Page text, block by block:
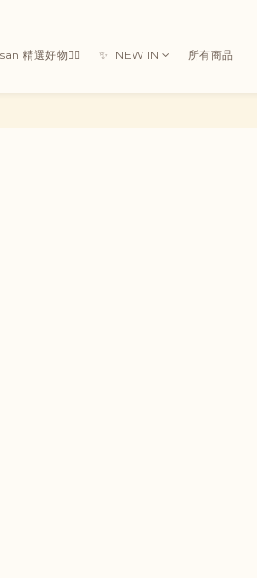
精選好物👯‍♀ ✨ ㅤ ㅤNEW IN 所有商品